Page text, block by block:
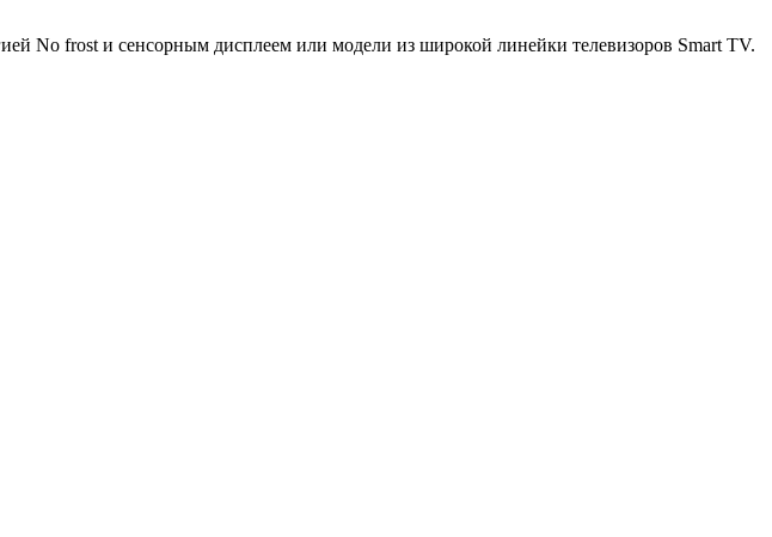
No frost и сенсорным дисплеем или модели из широкой линейки телевизоров Smart TV.